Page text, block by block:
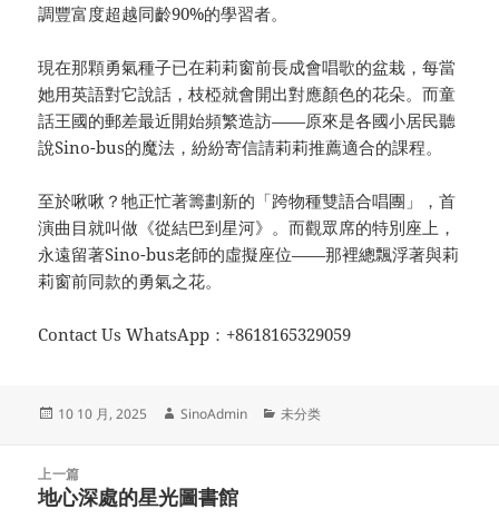
調豐富度超越同齡90%的學習者。
現在那顆勇氣種子已在莉莉窗前長成會唱歌的盆栽，每當
她用英語對它說話，枝椏就會開出對應顏色的花朵。而童
話王國的郵差最近開始頻繁造訪——原來是各國小居民聽
說Sino-bus的魔法，紛紛寄信請莉莉推薦適合的課程。
至於啾啾？牠正忙著籌劃新的「跨物種雙語合唱團」，首
演曲目就叫做《從結巴到星河》。而觀眾席的特別座上，
永遠留著Sino-bus老師的虛擬座位——那裡總飄浮著與莉
莉窗前同款的勇氣之花。
Contact Us WhatsApp：+8618165329059
发
10 10 月, 2025
作
SinoAdmin
分
未分类
上一篇
上
地心深處的星光圖書館